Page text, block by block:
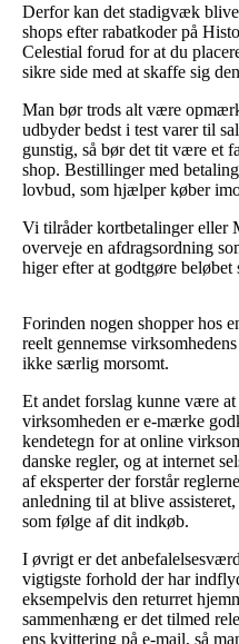
Derfor kan det stadigvæk
shops efter rabatkoder på
Celestial forud for at du
sikre side med at skaffe sig
Man bør trods alt være
udbyder bedst i test varer til
gunstig, så bør det tit være et
shop. Bestillinger med
lovbud, som hjælper køber
Vi tilråder kortbetalinger eller
overveje en afdragsordning
higer efter at godtgøre beløbet
Forinden nogen shopper hos
reelt gennemse
ikke særlig morsomt.
Et andet forslag kunne være
virksomheden er e-mærke
kendetegn for at online
danske regler, og at internet
af eksperter der forstår
anledning til at blive
som følge af dit indkøb.
I øvrigt er det
vigtigste forhold der har
eksempelvis den returret
sammenhæng er det tilmed
ens kvittering på e-mail, så